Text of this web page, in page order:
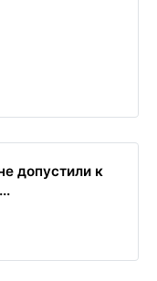
допустили к